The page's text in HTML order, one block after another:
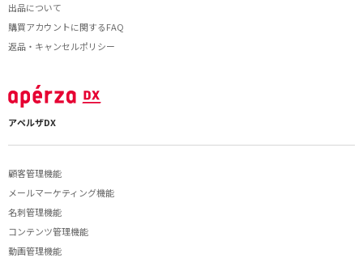
出品について
購買アカウントに関するFAQ
返品・キャンセルポリシー
アペルザDX
顧客管理機能
メールマーケティング機能
名刺管理機能
コンテンツ管理機能
動画管理機能